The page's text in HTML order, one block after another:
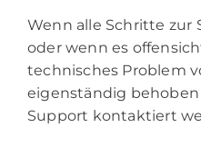
Wenn alle Schritte zur
oder wenn es
technisches Problem
eigenständig
Support kontaktiert